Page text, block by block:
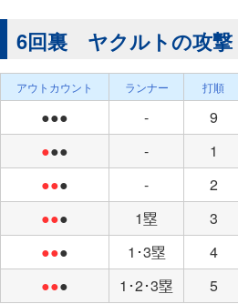
6回裏 ヤクルトの攻撃
アウトカウント ランナー 打順
●●● - 9
●●● - 1
●●● - 2
●●● 1塁 3
●●● 1･3塁 4
●●● 1･2･3塁 5